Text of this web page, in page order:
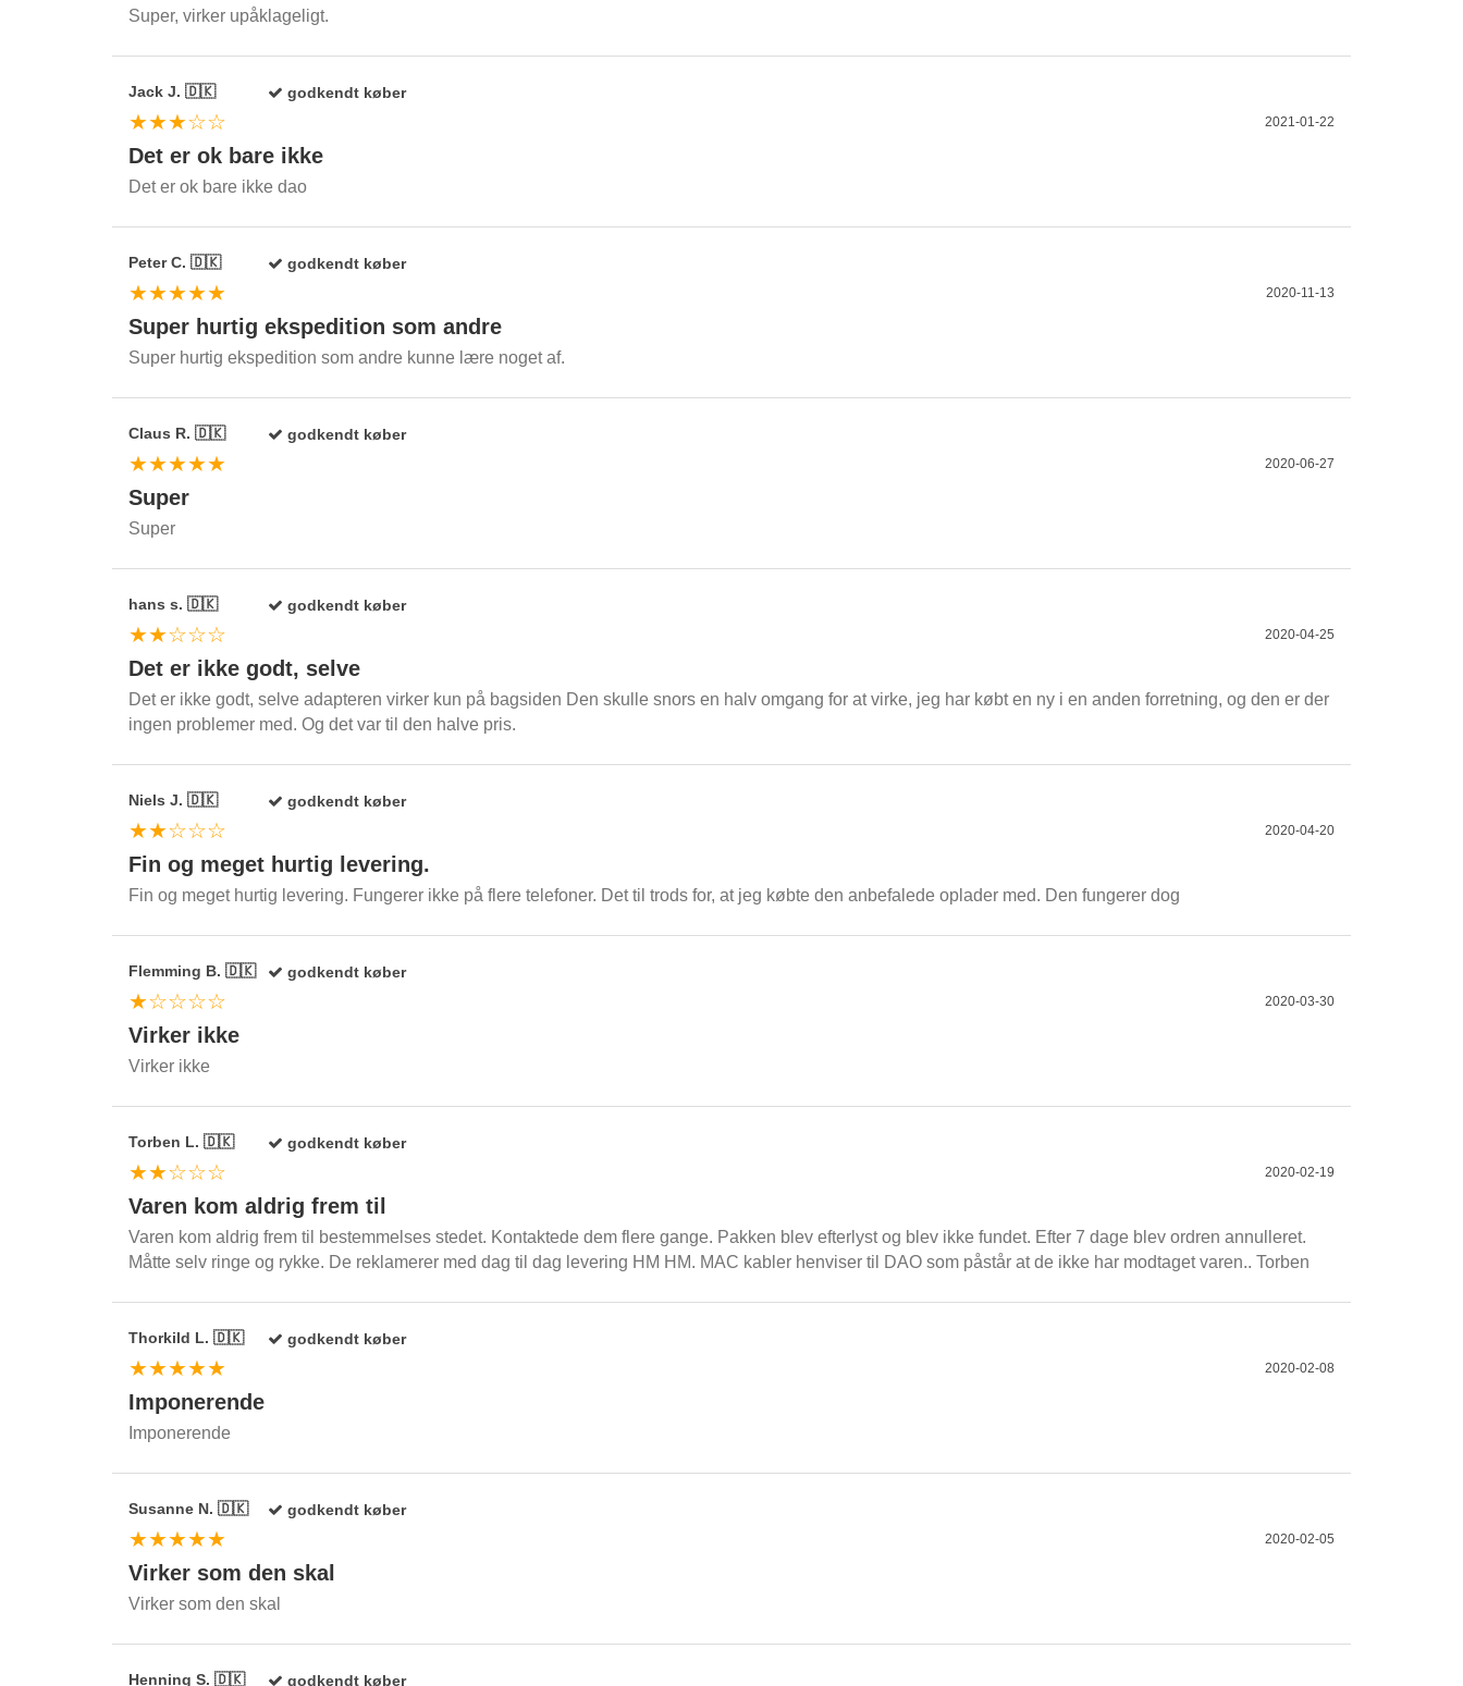
Super, virker upåklageligt.
Jack J. 🇩🇰 godkendt køber
★★★☆☆ 2021-01-22
Det er ok bare ikke
Det er ok bare ikke dao
Peter C. 🇩🇰 godkendt køber
★★★★★ 2020-11-13
Super hurtig ekspedition som andre
Super hurtig ekspedition som andre kunne lære noget af.
Claus R. 🇩🇰 godkendt køber
★★★★★ 2020-06-27
Super
Super
hans s. 🇩🇰 godkendt køber
★★☆☆☆ 2020-04-25
Det er ikke godt, selve
Det er ikke godt, selve adapteren virker kun på bagsiden Den skulle snors en halv omgang for at virke, jeg har købt en ny i en anden forretning, og den er der
ingen problemer med. Og det var til den halve pris.
Niels J. 🇩🇰 godkendt køber
★★☆☆☆ 2020-04-20
Fin og meget hurtig levering.
Fin og meget hurtig levering. Fungerer ikke på flere telefoner. Det til trods for, at jeg købte den anbefalede oplader med. Den fungerer dog
Flemming B. 🇩🇰 godkendt køber
★☆☆☆☆ 2020-03-30
Virker ikke
Virker ikke
Torben L. 🇩🇰 godkendt køber
★★☆☆☆ 2020-02-19
Varen kom aldrig frem til
Varen kom aldrig frem til bestemmelses stedet. Kontaktede dem flere gange. Pakken blev efterlyst og blev ikke fundet. Efter 7 dage blev ordren annulleret.
Måtte selv ringe og rykke. De reklamerer med dag til dag levering HM HM. MAC kabler henviser til DAO som påstår at de ikke har modtaget varen.. Torben
Thorkild L. 🇩🇰 godkendt køber
★★★★★ 2020-02-08
Imponerende
Imponerende
Susanne N. 🇩🇰 godkendt køber
★★★★★ 2020-02-05
Virker som den skal
Virker som den skal
Henning S. 🇩🇰 godkendt køber